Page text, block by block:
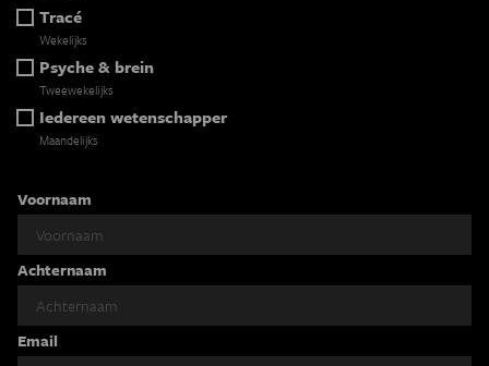
Tracé
Wekelijks
Psyche & brein
Tweewekelijks
Iedereen wetenschapper
Maandelijks
Voornaam
Achternaam
Email